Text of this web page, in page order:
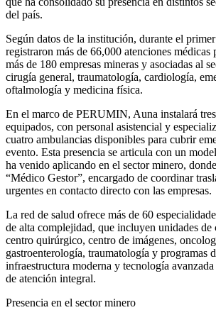
del país.
Según datos de la institución, durante el
registraron más de 66,000 atenciones médicas
más de 180 empresas mineras y asociadas al
cirugía general, traumatología, cardiología,
oftalmología y medicina física.
En el marco de PERUMIN, Auna instalará
equipados, con personal asistencial y
cuatro ambulancias disponibles para cubrir
evento. Esta presencia se articula con un
ha venido aplicando en el sector minero,
“Médico Gestor”, encargado de coordinar
urgentes en contacto directo con las empresas.
La red de salud ofrece más de 60
de alta complejidad, que incluyen unidades de
centro quirúrgico, centro de imágenes,
gastroenterología, traumatología y programas
infraestructura moderna y tecnología
de atención integral.
Presencia en el sector minero